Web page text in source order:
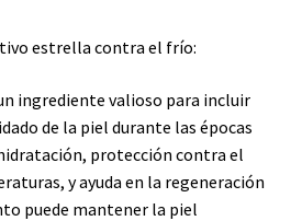
estrella contra el frío:
ingrediente valioso para incluir
de la piel durante las épocas
protección contra el
y ayuda en la regeneración
puede mantener la piel